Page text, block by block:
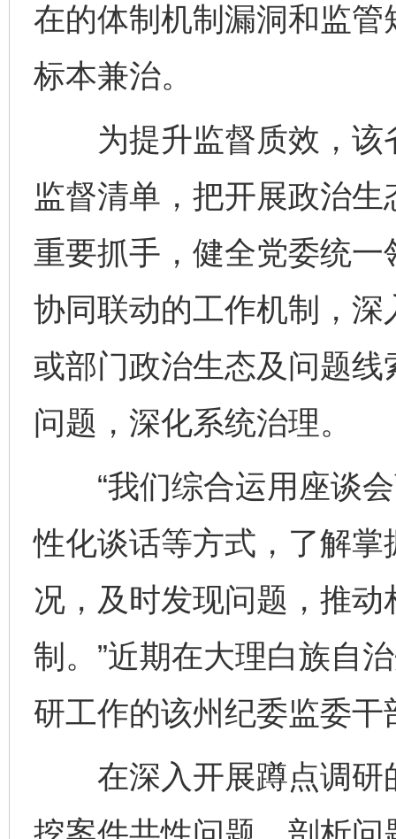
在的体制机制漏洞和监
标本兼治。
为提升监督质效，该
监督清单，把开展政治
重要抓手，健全党委统
协同联动的工作机制，
或部门政治生态及问题
问题，深化系统治理。
“我们综合运用座谈会
性化谈话等方式，了解
况，及时发现问题，推
制。”近期在大理白族自
研工作的该州纪委监委干
在深入开展蹲点调研